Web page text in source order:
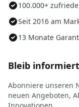
100.000+
Seit 2016 am
13 Monate
Bleib informiert
Abonniere unseren
neuen Angeboten,